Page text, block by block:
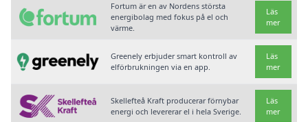
Fortum är en av Nordens största
energibolag med fokus på el och
värme.
Läs
mer
Greenely erbjuder smart kontroll av
elförbrukningen via en app.
Läs
mer
Skellefteå Kraft producerar förnybar
energi och levererar el i hela Sverige.
Läs
mer